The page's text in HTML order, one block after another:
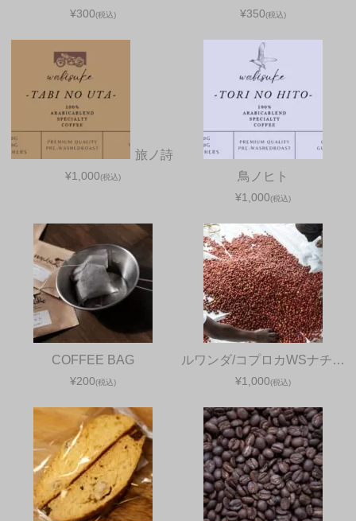
¥300(税込) ¥350(税込)
旅ノ詩
¥1,000(税込) 鳥ノヒト
¥1,000(税込)
COFFEE BAG
¥200(税込)
ルワンダ/コプロカWSナチ…
¥1,000(税込)